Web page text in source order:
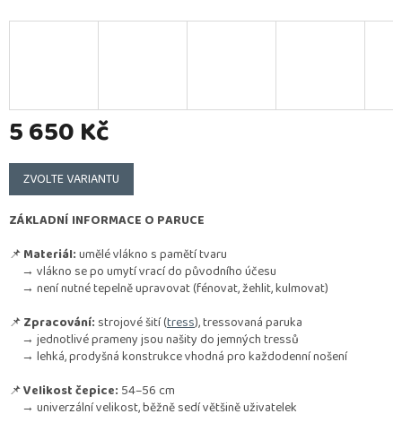
5 650 Kč
Měrná
cena:
ZVOLTE VARIANTU
ZÁKLADNÍ INFORMACE O PARUCE
📌Materiál:umělé vlákno s pamětí tvaru
→ vlákno se po umytí vrací do původního účesu
→ není nutné tepelně upravovat (fénovat, žehlit, kulmovat)
📌Zpracování: strojové šití (tress), tressovaná paruka
→ jednotlivé prameny jsou našity do jemných tressů
→ lehká, prodyšná konstrukce vhodná pro každodenní nošení
📌Velikost čepice: 54–56 cm
→ univerzální velikost, běžně sedí většině uživatelek